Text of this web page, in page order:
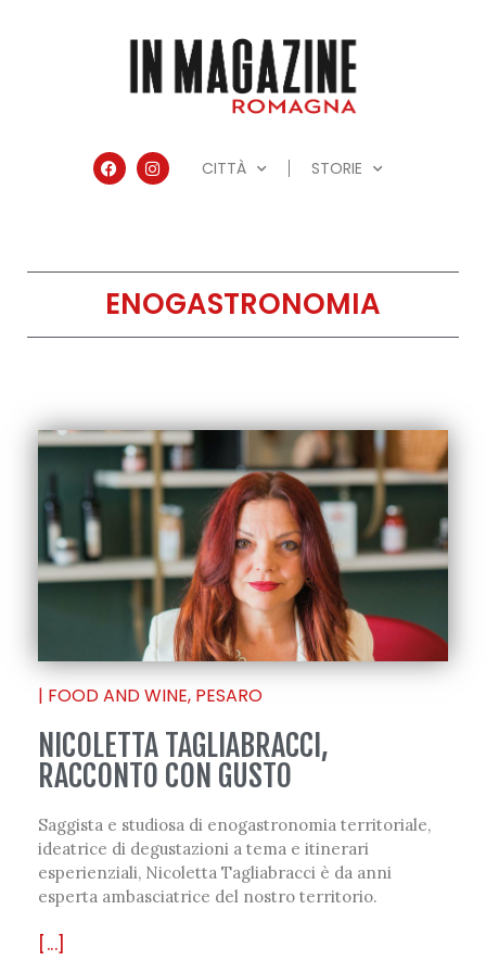
CITTÀ STORIE
ENOGASTRONOMIA
| FOOD AND WINE, PESARO
NICOLETTA TAGLIABRACCI,
RACCONTO CON GUSTO
Saggista e studiosa di enogastronomia territoriale,
ideatrice di degustazioni a tema e itinerari
esperienziali, Nicoletta Tagliabracci è da anni
esperta ambasciatrice del nostro territorio.
[...]